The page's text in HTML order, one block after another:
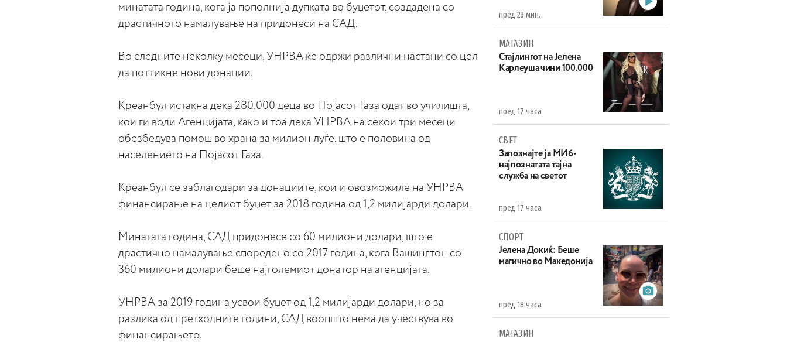
минатата година, кога ја пополнија дупката во буџетот, создадена со
драстичното намалување на придонеси на САД.
Во следните неколку месеци, УНРВА ќе одржи различни настани со цел
да поттикне нови донации.
Креанбул истакна дека 280.000 деца во Појасот Газа одат во училишта,
кои ги води Агенцијата, како и тоа дека УНРВА на секои три месеци
обезбедува помош во храна за милион луѓе, што е половина од
населението на Појасот Газа.
Креанбул се заблагодари за донациите, кои и овозможиле на УНРВА
финансирање на целиот буџет за 2018 година од 1,2 милијарди долари.
Минатата година, САД придонесе со 60 милиони долари, што е
драстично намалување споредено со 2017 година, кога Вашингтон со
360 милиони долари беше најголемиот донатор на агенцијата.
УНРВА за 2019 година усвои буџет од 1,2 милијарди долари, но за
разлика од претходните години, САД воопшто нема да учествува во
финансирањето.
пред 23 мин.
МАГАЗИН
Стајлингот на Јелена
Карлеуша чини 100.000
пред 17 часа
СВЕТ
Запознајте ја МИ6-
најпознатата тајна
служба на светот
пред 17 часа
СПОРТ
Јелена Докиќ: Беше
магично во Македонија
пред 18 часа
МАГАЗИН